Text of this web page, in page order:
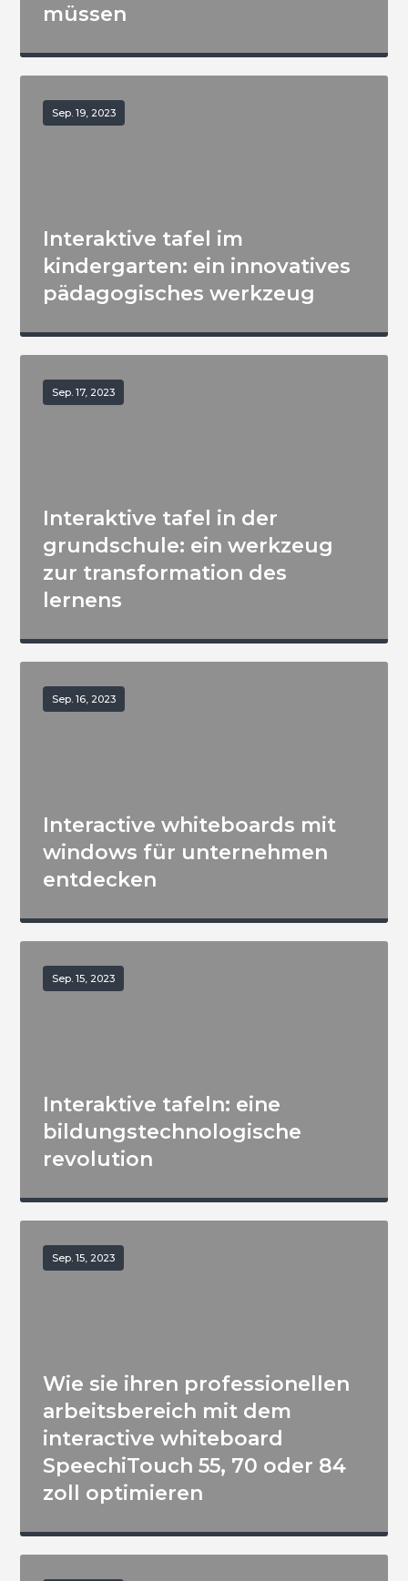
müssen
Sep. 19, 2023
Interaktive tafel im
kindergarten: ein innovatives
pädagogisches werkzeug
Sep. 17, 2023
Interaktive tafel in der
grundschule: ein werkzeug
zur transformation des
lernens
Sep. 16, 2023
Interactive whiteboards mit
windows für unternehmen
entdecken
Sep. 15, 2023
Interaktive tafeln: eine
bildungstechnologische
revolution
Sep. 15, 2023
Wie sie ihren professionellen
arbeitsbereich mit dem
interactive whiteboard
SpeechiTouch 55, 70 oder 84
zoll optimieren